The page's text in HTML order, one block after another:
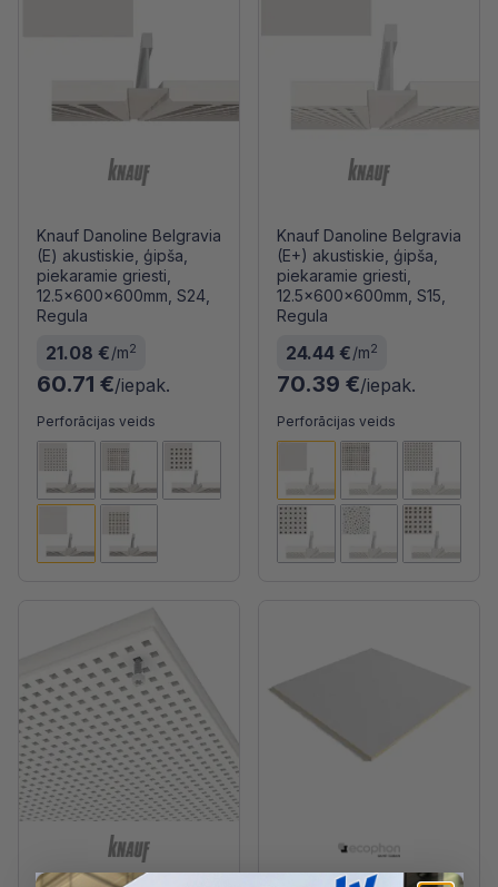
Knauf Danoline Belgravia
(E) akustiskie, ģipša,
piekaramie griesti,
12.5x600x600mm, S24,
Regula
21.08 €/m2
60.71 €/iepak.
Perforācijas veids
Knauf Danoline Belgravia
(E+) akustiskie, ģipša,
piekaramie griesti,
12.5x600x600mm, S15,
Regula
24.44 €/m2
70.39 €/iepak.
Perforācijas veids